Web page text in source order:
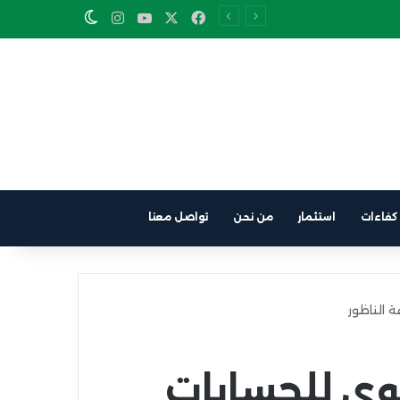
Facebook
YouTube
Instagram
Switch skin
كفاءات استثمار من نحن تواصل معنا
الناظور
للحسابات